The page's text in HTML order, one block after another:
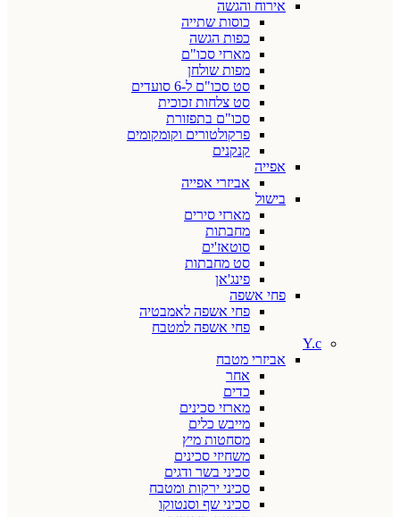
אירוח והגשה
כוסות שתייה
כפות הגשה
מארזי סכו"ם
מפות שולחן
סט סכו"ם ל-6 סועדים
סט צלחות זכוכית
סכו"ם בתפזורת
פרקולטורים וקומקומים
קנקנים
אפייה
אביזרי אפייה
בישול
מארזי סירים
מחבתות
סוטאז'ים
סט מחבתות
פינג'אן
פחי אשפה
פחי אשפה לאמבטיה
פחי אשפה למטבח
Y.c
אביזרי מטבח
אחר
כדים
מארזי סכינים
מייבש כלים
מסחטות מיץ
משחיזי סכינים
סכיני בשר ודגים
סכיני ירקות ומטבח
סכיני שף וסנטוקו